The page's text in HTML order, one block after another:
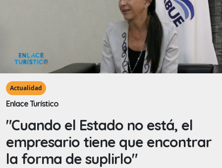
Actualidad
Enlace Turístico
"Cuando el Estado no está, el
empresario tiene que encontrar
la forma de suplirlo"